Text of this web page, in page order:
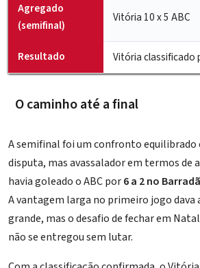
Agregado
(semifinal)
Vitória 10 x 5 ABC
Resultado Vitória classificado
O caminho até a final
A semifinal foi um confronto equilibrado
disputa, mas avassalador em termos de
havia goleado o ABC por6 a 2 no
A vantagem larga no primeiro jogo dava
grande, mas o desafio de fechar em
não se entregou sem lutar.